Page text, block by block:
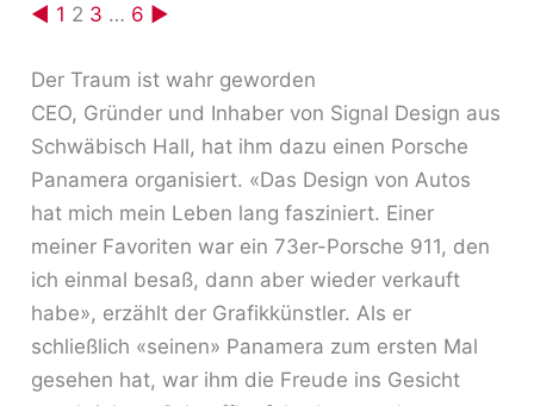
◄ 1 2 3 … 6 ►
Der Traum ist wahr geworden
CEO, Gründer und Inhaber von Signal Design aus
Schwäbisch Hall, hat ihm dazu einen Porsche
Panamera organisiert. «Das Design von Autos
hat mich mein Leben lang fasziniert. Einer
meiner Favoriten war ein 73er-Porsche 911, den
ich einmal besaß, dann aber wieder verkauft
habe», erzählt der Grafikkünstler. Als er
schließlich «seinen» Panamera zum ersten Mal
gesehen hat, war ihm die Freude ins Gesicht